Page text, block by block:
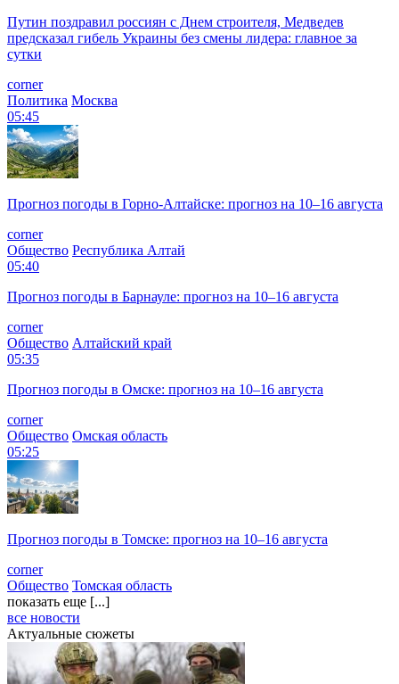
Путин поздравил россиян с Днем строителя, Медведев
предсказал гибель Украины без смены лидера: главное за
сутки
corner
Политика Москва
05:45
Прогноз погоды в Горно-Алтайске: прогноз на 10–16 августа
corner
Общество Республика Алтай
05:40
Прогноз погоды в Барнауле: прогноз на 10–16 августа
corner
Общество Алтайский край
05:35
Прогноз погоды в Омске: прогноз на 10–16 августа
corner
Общество Омская область
05:25
Прогноз погоды в Томске: прогноз на 10–16 августа
corner
Общество Томская область
показать еще [...]
все новости
Актуальные сюжеты